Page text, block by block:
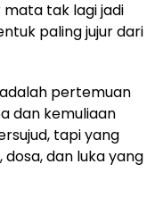
tak lagi jadi
paling jujur dari
pertemuan
dan kemuliaan
tapi yang
dan luka yang